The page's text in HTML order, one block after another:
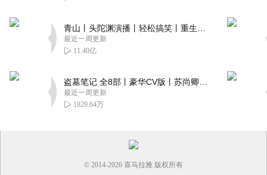
最近一周更新
11.40亿
最近一周更新
1829.64万
© 2014-2026 喜马拉雅 版权所有